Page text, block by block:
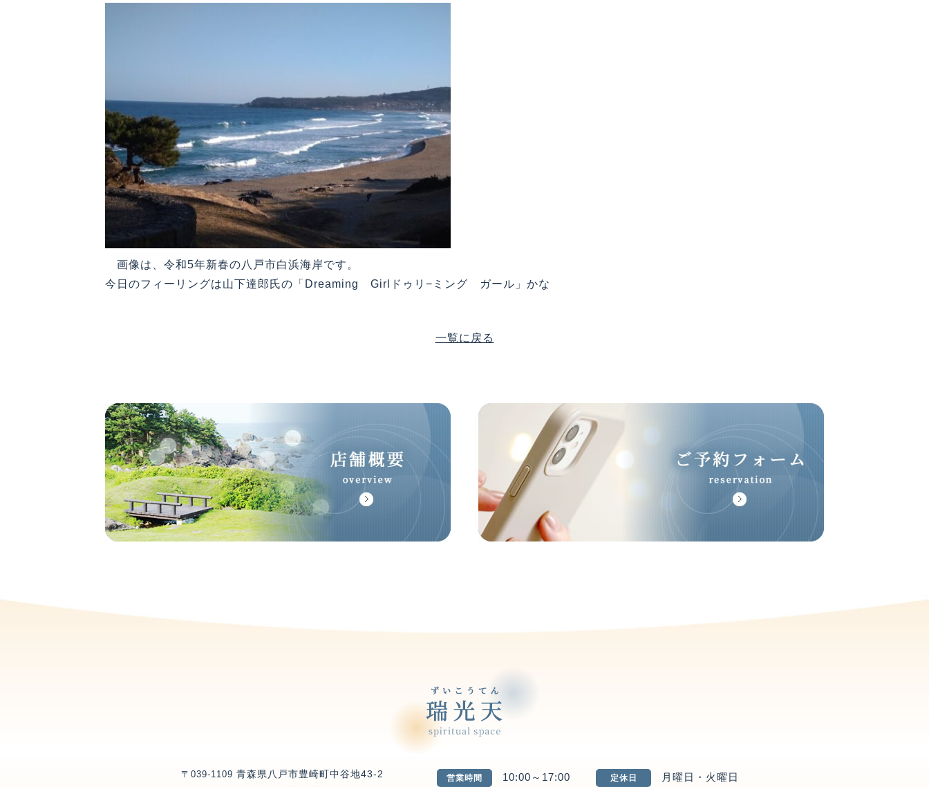
画像は、令和5年新春の八戸市白浜海岸です。
今日のフィーリングは山下達郎氏の「Dreaming Girlドゥリ−ミング ガール」かな
一覧に戻る
〒039-1109 青森県八戸市豊崎町中谷地43-2 営業時間 10:00～17:00 定休日 月曜日・火曜日